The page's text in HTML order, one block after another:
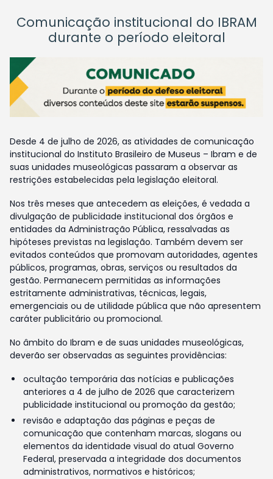
Comunicação institucional do IBRAM
durante o período eleitoral
Desde 4 de julho de 2026, as atividades de comunicação
institucional do Instituto Brasileiro de Museus – Ibram e de
suas unidades museológicas passaram a observar as
restrições estabelecidas pela legislação eleitoral.
Nos três meses que antecedem as eleições, é vedada a
divulgação de publicidade institucional dos órgãos e
entidades da Administração Pública, ressalvadas as
hipóteses previstas na legislação. Também devem ser
evitados conteúdos que promovam autoridades, agentes
públicos, programas, obras, serviços ou resultados da
gestão. Permanecem permitidas as informações
estritamente administrativas, técnicas, legais,
emergenciais ou de utilidade pública que não apresentem
caráter publicitário ou promocional.
No âmbito do Ibram e de suas unidades museológicas,
deverão ser observadas as seguintes providências:
ocultação temporária das notícias e publicações
anteriores a 4 de julho de 2026 que caracterizem
publicidade institucional ou promoção da gestão;
revisão e adaptação das páginas e peças de
comunicação que contenham marcas, slogans ou
elementos da identidade visual do atual Governo
Federal, preservada a integridade dos documentos
administrativos, normativos e históricos;